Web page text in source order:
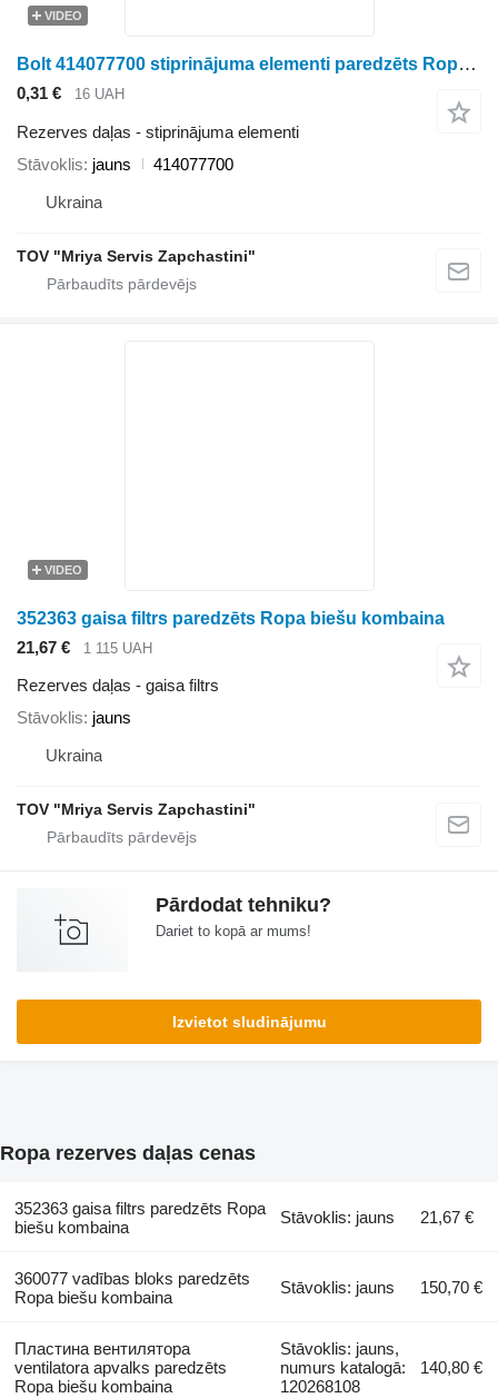
VIDEO
Bolt 414077700 stiprinājuma elementi paredzēts Ropa biešu kombaina
0,31 € 16 UAH
Rezerves daļas - stiprinājuma elementi
Stāvoklis jauns
414077700
Ukraina
TOV "Mriya Servis Zapchastini"
VIDEO
352363 gaisa filtrs paredzēts Ropa biešu kombaina
21,67 €
1 115 UAH
Rezerves daļas - gaisa filtrs
Stāvoklis jauns
Ukraina
TOV "Mriya Servis Zapchastini"
Pārdodat tehniku?
Dariet to kopā ar mums!
Izvietot sludinājumu
Ropa rezerves daļas cenas
352363 gaisa filtrs paredzēts Ropa
biešu kombaina
Stāvoklis: jauns 21,67 €
360077 vadības bloks paredzēts
Ropa biešu kombaina
Stāvoklis: jauns 150,70 €
Пластина вентилятора
ventilatora apvalks paredzēts
Ropa biešu kombaina
Stāvoklis: jauns,
numurs katalogā:
120268108
140,80 €